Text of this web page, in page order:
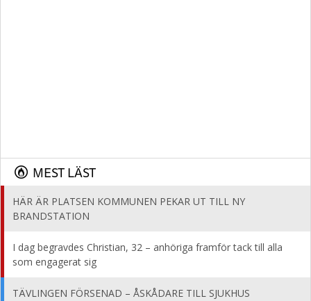
MEST LÄST
HÄR ÄR PLATSEN KOMMUNEN PEKAR UT TILL NY
BRANDSTATION
I dag begravdes Christian, 32 – anhöriga framför tack till alla
som engagerat sig
TÄVLINGEN FÖRSENAD – ÅSKÅDARE TILL SJUKHUS